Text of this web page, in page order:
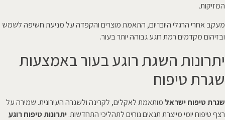
המזיקות.
מעקב אחרי הרגלי היום־יום, התאמת מוצרים והקפדה על מניעת חשיפה לשמש
ובזיהום מקדמים רמת רוגע גבוהה יותר בעור.
יתרונות השגת רוגע בעור באמצעות
שגרת טיפוח
שגרת טיפוח ישראל מותאמת לאקלים, לקרינה ולשגרה העירונית. שמירה על
רצף טיפוח יומי מייצרת תנאים נוחים לתהליכי התחדשות.יתרונות טיפוח רוגע